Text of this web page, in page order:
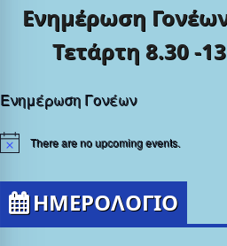
Ενημέρωση
Τετάρτη 8.30 -
Ενημέρωση Γονέων
There are no upcoming events.
ΗΜΕΡΟΛΟΓΙΟ